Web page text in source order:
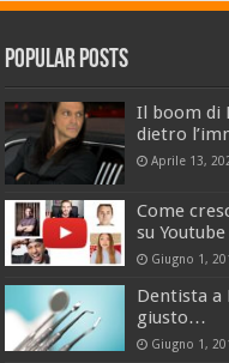
Popular Posts
Il boom di
dietro
Aprile 13,
Come
su Youtube
Giugno 1,
Dentista a
giusto…
Giugno 1,